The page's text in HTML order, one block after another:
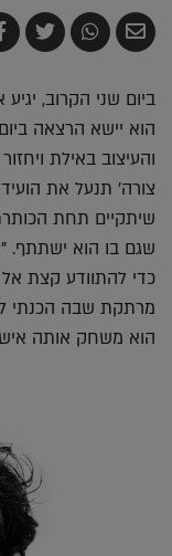
שלח
בדואר
שתף
ב-
צייץ
ב-
הוא יישא הרצאה
והעיצוב באילת
צורה' תנעל את
שיתקיים תחת
שגם בו הוא ישתתף.
כדי להתוודע קצת
מרתקת שבה הכנתי
הוא משחק אותה איש